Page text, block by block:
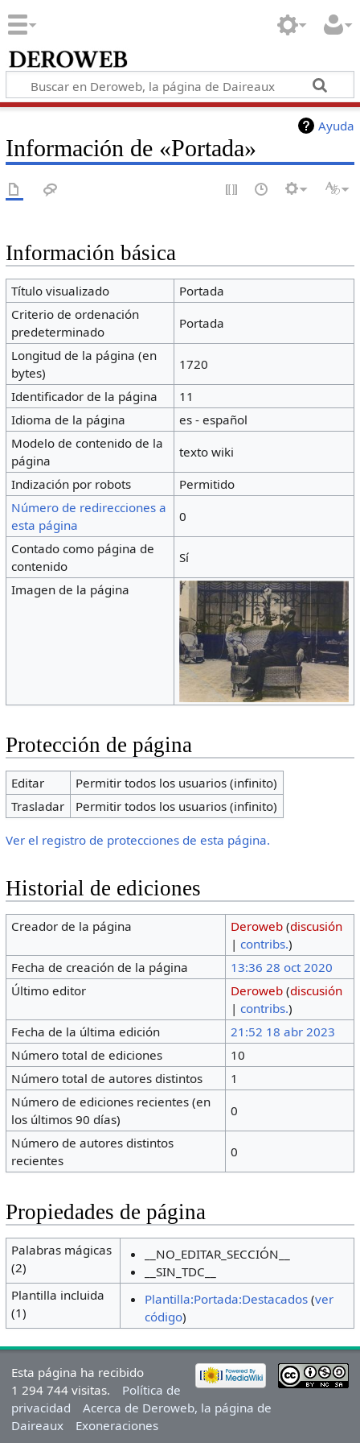
Ayuda
Información de «Portada»
Información básica
Título visualizado
Portada
Criterio de ordenación
predeterminado
Portada
Longitud de la página (en
bytes)
1720
Identificador de la página
11
Idioma de la página
es - español
Modelo de contenido de la
página
texto wiki
Indización por robots
Permitido
Número de redirecciones a
esta página
0
Contado como página de
contenido
Sí
Imagen de la página
Protección de página
Editar
Permitir todos los usuarios (infinito)
Trasladar
Permitir todos los usuarios (infinito)
Ver el registro de protecciones de esta página.
Historial de ediciones
Creador de la página Deroweb (discusión
| contribs.)
Fecha de creación de la página
13:36 28 oct 2020
Último editor
Deroweb (discusión
| contribs.)
Fecha de la última edición
21:52 18 abr 2023
Número total de ediciones
10
Número total de autores distintos
1
Número de ediciones recientes (en
los últimos 90 días)
0
Número de autores distintos
recientes
0
Propiedades de página
Palabras mágicas
(2)
__NO_EDITAR_SECCIÓN__
__SIN_TDC__
Plantilla incluida
(1)
Plantilla:Portada:Destacados (ver
código)
Esta página ha recibido
1 294 744 visitas.
Política de
privacidad
Acerca de Deroweb, la página de
Daireaux
Exoneraciones